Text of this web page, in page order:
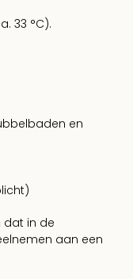
33 °C).
en
dat in de
aan een